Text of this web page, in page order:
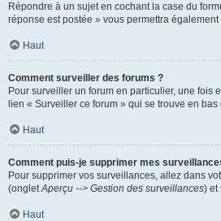
Répondre à un sujet en cochant la case du
réponse est postée » vous permettra
Haut
Comment surveiller des forums ?
Pour surveiller un forum en particulier, une fois
lien « Surveiller ce forum » qui se trouve en bas
Haut
Comment puis-je supprimer mes
Pour supprimer vos surveillances, allez dans
(ongletAperçu --> Gestion des surveillances) et
Haut